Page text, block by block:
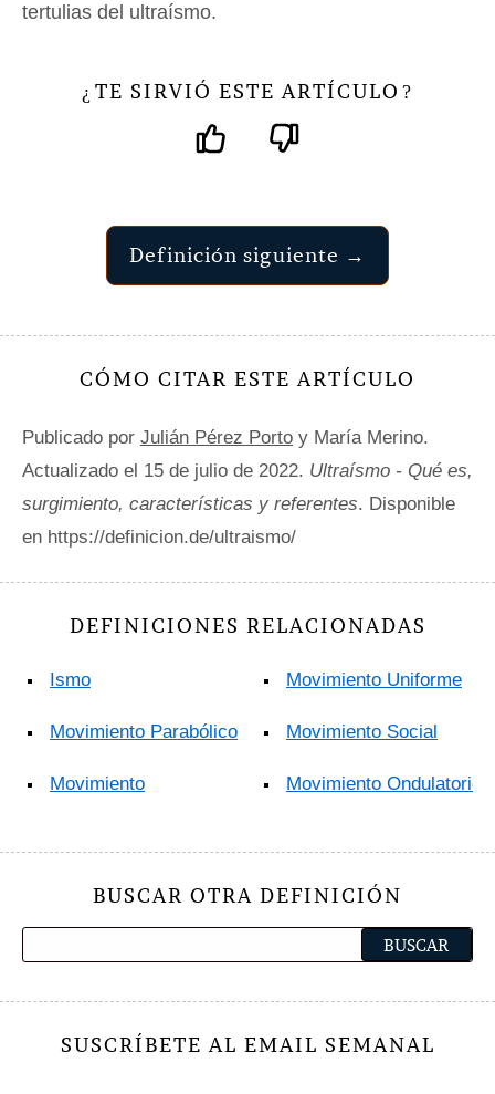
tertulias del ultraísmo.
¿ TE SIRVIÓ ESTE ARTÍCULO ?
Definición siguiente →
CÓMO CITAR ESTE ARTÍCULO
Publicado por Julián Pérez Porto y María Merino.
Actualizado el 15 de julio de 2022. Ultraísmo - Qué es,
surgimiento, características y referentes. Disponible
en https://definicion.de/ultraismo/
DEFINICIONES RELACIONADAS
Ismo
Movimiento Parabólico
Movimiento
Movimiento Uniforme
Movimiento Social
Movimiento Ondulatorio
BUSCAR OTRA DEFINICIÓN
SUSCRÍBETE AL EMAIL SEMANAL